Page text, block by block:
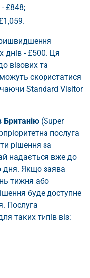
- £848;
днів - £500. Ця
візових та
скористатися
Standard Visitor
Британію (Super
послуга
рішення за
надається вже до
дня. Якщо заява
тижня або
буде доступне
Послуга
таких типів віз: